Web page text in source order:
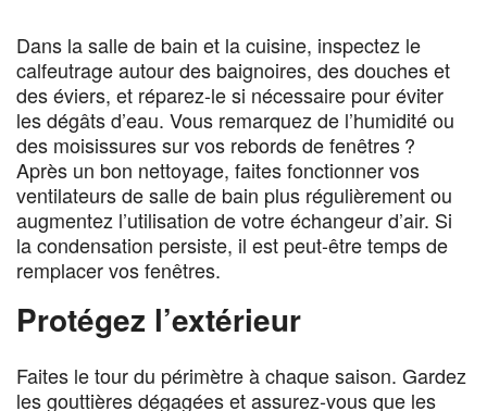
Dans la salle de bain et la cuisine, inspectez le
calfeutrage autour des baignoires, des douches et
des éviers, et réparez-le si nécessaire pour éviter
les dégâts d’eau. Vous remarquez de l’humidité ou
des moisissures sur vos rebords de fenêtres ?
Après un bon nettoyage, faites fonctionner vos
ventilateurs de salle de bain plus régulièrement ou
augmentez l’utilisation de votre échangeur d’air. Si
la condensation persiste, il est peut-être temps de
remplacer vos fenêtres.
Protégez l’extérieur
Faites le tour du périmètre à chaque saison. Gardez
les gouttières dégagées et assurez-vous que les